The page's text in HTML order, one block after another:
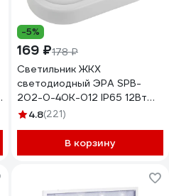
-5%
169 ₽178 ₽
Светильник ЖКХ
светодиодный ЭРА SPB-
202-0-40K-012 IP65 12Вт
4000К 195x95 овал
4.8(221)
В корзину